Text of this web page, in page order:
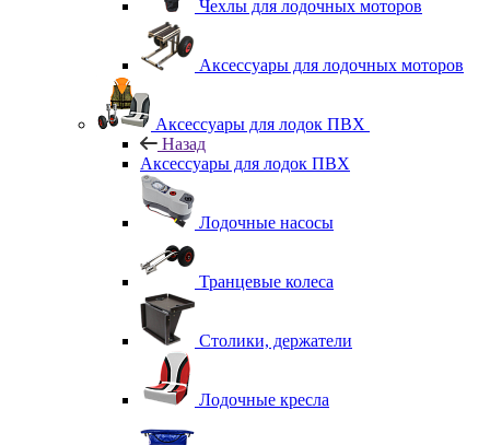
Чехлы для лодочных моторов
Аксессуары для лодочных моторов
Аксессуары для лодок ПВХ
Назад
Аксессуары для лодок ПВХ
Лодочные насосы
Транцевые колеса
Столики, держатели
Лодочные кресла